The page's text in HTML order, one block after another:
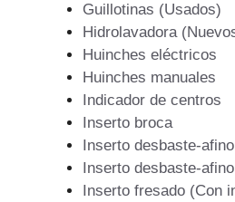
Guillotinas (Usados)
Hidrolavadora
Huinches eléctricos
Huinches manuales
Indicador de centros
Inserto broca
Inserto desbaste-
Inserto desbaste-
Inserto fresado (Con